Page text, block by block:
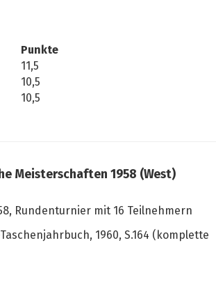
Punkte
11,5
10,5
10,5
Meisterschaften 1958 (West)
Rundenturnier mit 16 Teilnehmern
1960, S.164 (komplette